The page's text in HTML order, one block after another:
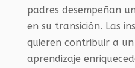
padres desempeñan
en su transición. Las
quieren contribuir a
aprendizaje